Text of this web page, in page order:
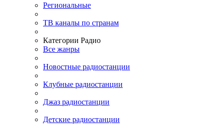
Региональные
ТВ каналы по странам
Категории Радио
Все жанры
Новостные радиостанции
Клубные радиостанции
Джаз радиостанции
Детские радиостанции